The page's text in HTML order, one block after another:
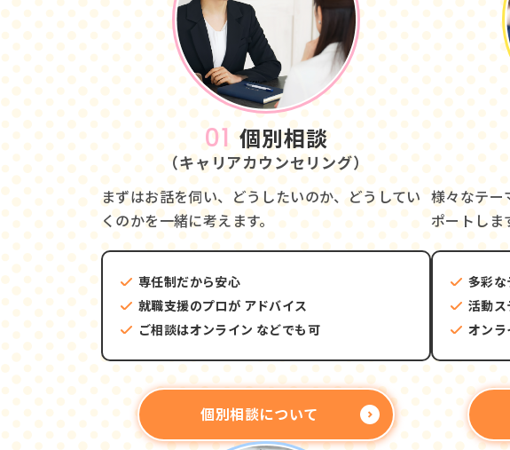
01 個別相談
（キャリアカウンセリング）
まずはお話を伺い、どうしたいのか、どうしてい
くのかを一緒に考えます。
専任制だから安心
就職支援のプロが アドバイス
ご相談はオンライン などでも可
個別相談について
様々なテー
ポートしま
多彩な
活動ス
オンラ